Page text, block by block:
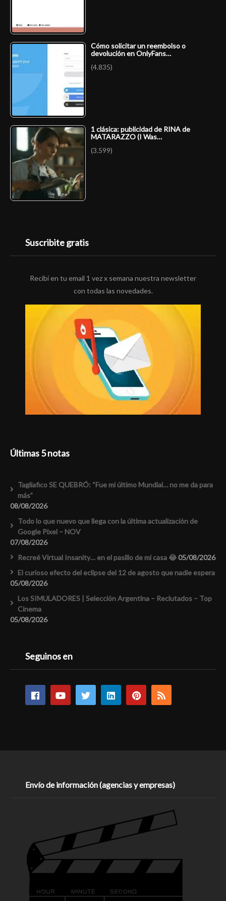
Cómo solicitar un reembolso o
devolución en OnlyFans…
(4.835)
1 clásica: publicidad de RINA de
MATARAZZO (I Was…
(3.599)
Suscribite gratis
Recibí en tu email 1 vez x semana nuestra newsletter
con todas las novedades.
Últimas 5 notas
Tagliafico SE QUEBRÓ: “Fue mi último Mundial… no me da para
más”
08/08/2026
Todo lo que nuevo que llega con la última actualización de
Google Pixel – NOV
07/08/2026
Recreé Virtual Insanity… en el pasillo de mi casa 😂05/08/2026
El curioso efecto del eclipse del 12 de agosto que nadie espera
05/08/2026
Los SIMULADORES | Selección Argentina – Reclutados – Top
Cinema
05/08/2026
Seguinos en
Envío de información (agencias y empresas)